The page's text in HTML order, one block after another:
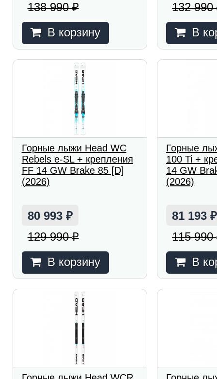
138 990₽
В корзину
132 990
В
Горные лыжи Head WC
Rebels e-SL + крепления
FF 14 GW Brake 85 [D]
(2026)
80 993 ₽
129 990₽
В корзину
Горные
100 Ti +
14 GW
(2026)
81 193₽
115 990
В